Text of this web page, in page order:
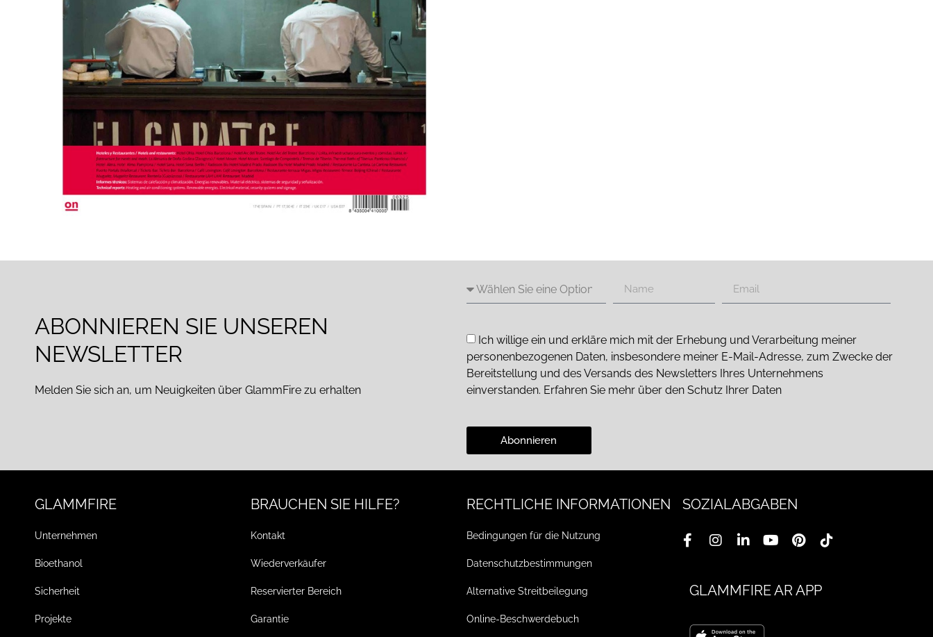
ABONNIEREN SIE UNSEREN
NEWSLETTER
Melden Sie sich an, um Neuigkeiten über GlammFire zu erhalten
Ich willige ein und erkläre mich mit der Erhebung und Verarbeitung meiner
personenbezogenen Daten, insbesondere meiner E-Mail-Adresse, zum Zwecke der
Bereitstellung und des Versands des Newsletters Ihres Unternehmens
einverstanden. Erfahren Sie mehr über den Schutz Ihrer Daten
Abonnieren
GLAMMFIRE
Unternehmen
Bioethanol
Sicherheit
Projekte
BRAUCHEN SIE HILFE?
Kontakt
Wiederverkäufer
Reservierter Bereich
Garantie
RECHTLICHE INFORMATIONEN
Bedingungen für die Nutzung
Datenschutzbestimmungen
Alternative Streitbeilegung
Online-Beschwerdebuch
SOZIALABGABEN
GLAMMFIRE AR APP